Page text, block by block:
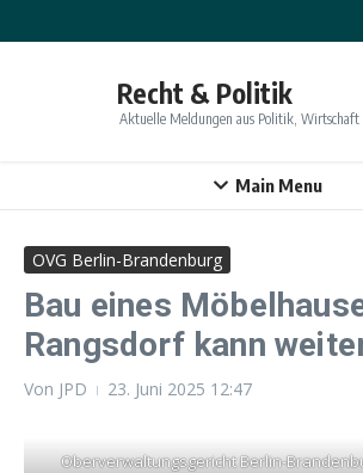
Recht & Politik
Aktuelle Meldungen aus Politik, Wirtschaft
Main Menu
OVG Berlin-Brandenburg
Bau eines
Rangsdorf kann
Von JPD 23. Juni 2025 12:47
Oberverwaltungsgericht Berlin-